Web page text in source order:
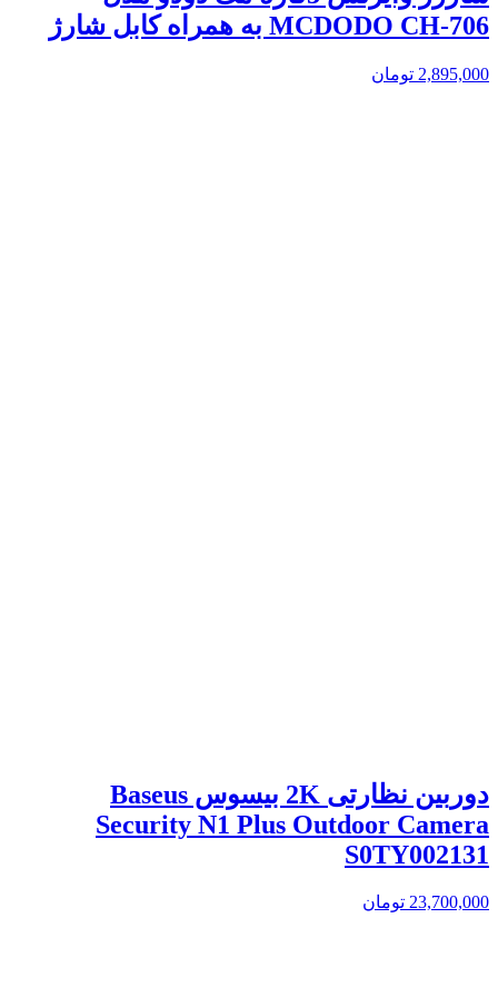
MCDODO CH-706 به همراه کابل شارژ
2,895,000 تومان
دوربین نظارتی 2K بیسوس Baseus
Security N1 Plus Outdoor Camera
S0TY002131
23,700,000 تومان